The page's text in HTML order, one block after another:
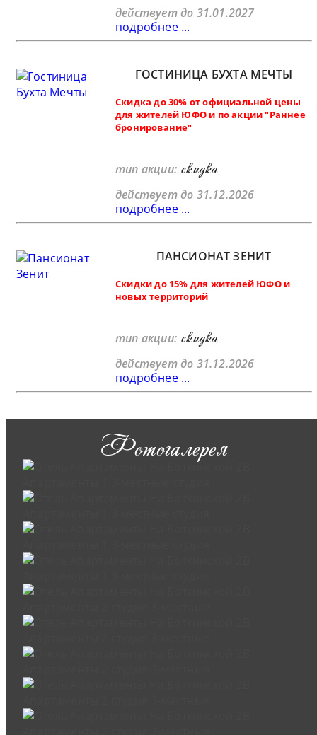
действует до 31.01.2027
подробнее ...
ГОСТИНИЦА БУХТА МЕЧТЫ
Скидка до 30% от официальной цены
для жителей ЮФО и по акции "Раннее
бронирование"
тип акции: скидка
действует до 31.12.2026
подробнее ...
ПАНСИОНАТ ЗЕНИТ
Скидки до 15% для жителей ЮФО и
новых территорий
тип акции: скидка
действует до 31.12.2026
подробнее ...
Фотогалерея